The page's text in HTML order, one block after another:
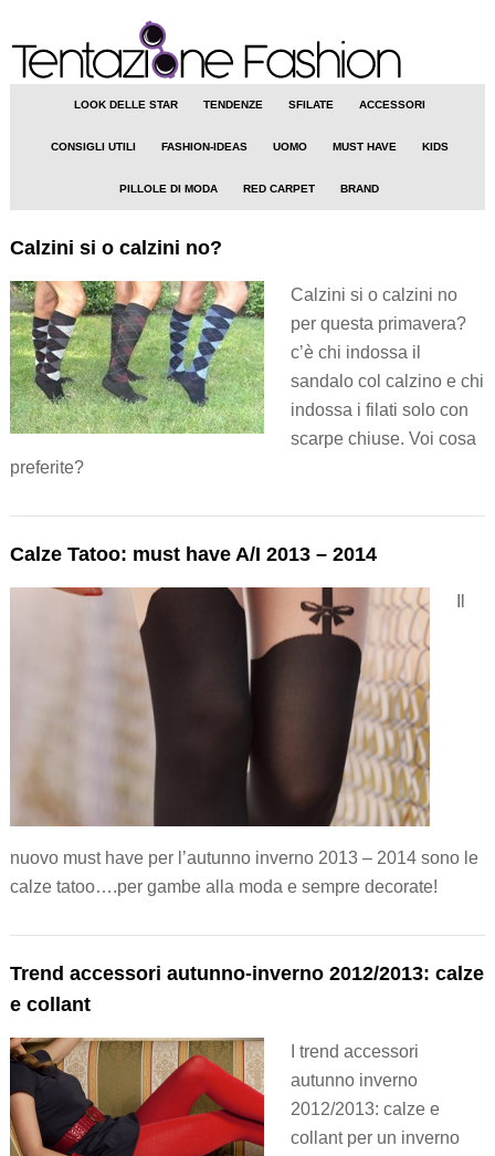
LOOK DELLE STAR TENDENZE SFILATE ACCESSORI
CONSIGLI UTILI FASHION-IDEAS UOMO MUST HAVE KIDS
PILLOLE DI MODA RED CARPET BRAND
Calzini si o calzini no?
Calzini si o calzini no
per questa primavera?
c’è chi indossa il
sandalo col calzino e chi
indossa i filati solo con
scarpe chiuse. Voi cosa
preferite?
Calze Tatoo: must have A/I 2013 – 2014
nuovo must have per l’autunno inverno 2013 – 2014 sono le
calze tatoo….per gambe alla moda e sempre decorate!
Trend accessori autunno-inverno 2012/2013: calze
e collant
I trend accessori
autunno inverno
2012/2013: calze e
collant per un inverno